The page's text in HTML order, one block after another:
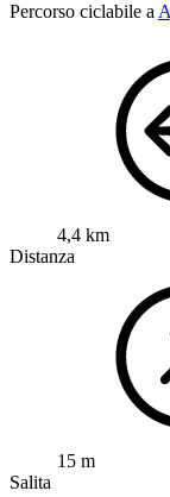
Percorso ciclabile a
4,4 km
Distanza
15 m
Salita